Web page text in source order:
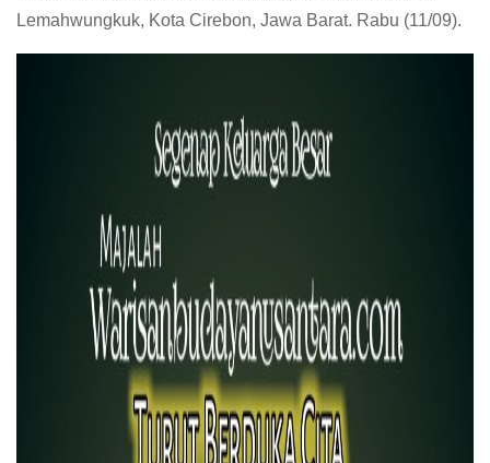
Lemahwungkuk, Kota Cirebon, Jawa Barat. Rabu (11/09).